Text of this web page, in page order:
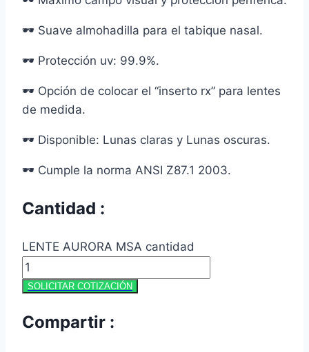
🕶 Suave almohadilla para el tabique nasal.
🕶 Protección uv: 99.9%.
🕶 Opción de colocar el “inserto rx” para lentes
de medida.
🕶 Disponible: Lunas claras y Lunas oscuras.
🕶 Cumple la norma ANSI Z87.1 2003.
Cantidad :
SOLICITAR COTIZACIÓN
LENTE AURORA MSA cantidad
Compartir :